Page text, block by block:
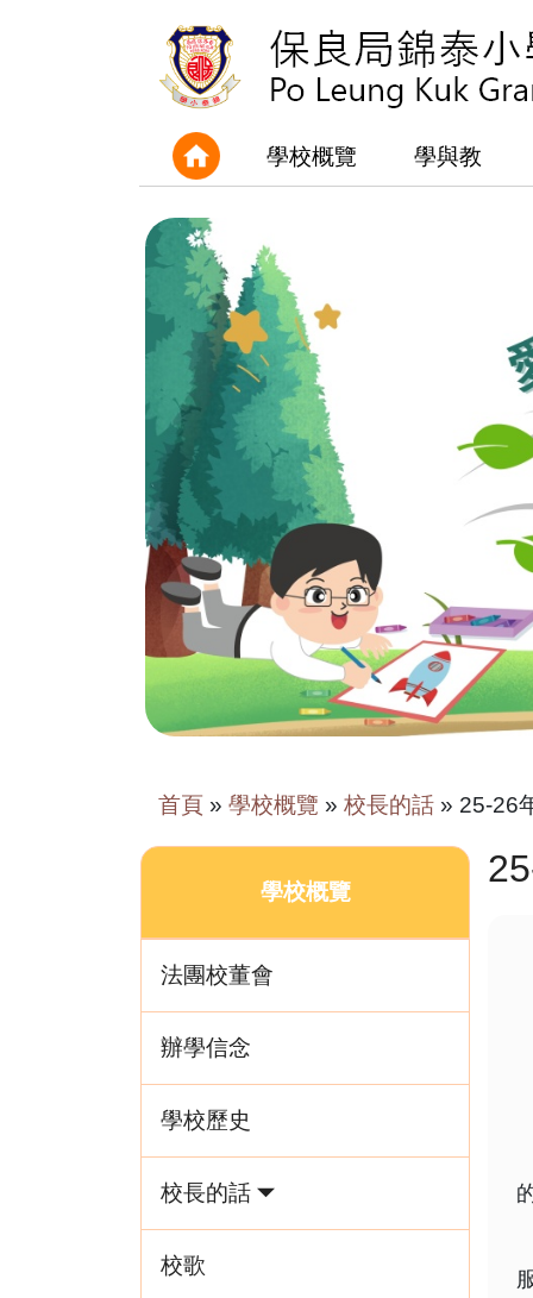
學校概覽 學與教
首頁 » 學校概覽 » 校長的話 » 25-26
學校概覽
法團校董會
辦學信念
學校歷史
校長的話
校歌